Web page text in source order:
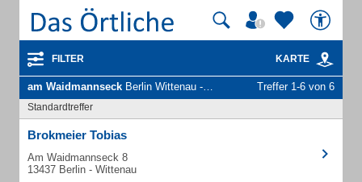
FILTER KARTE
am Waidmannseck Berlin Wittenau - Unternehmen und Personen Treffer 1-6 von 6
Standardtreffer
Brokmeier Tobias
Am Waidmannseck 8
13437 Berlin - Wittenau